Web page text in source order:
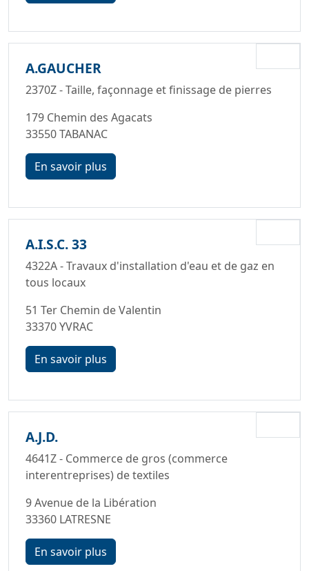
A.GAUCHER
2370Z - Taille, façonnage et finissage de pierres
179 Chemin des Agacats
33550 TABANAC
En savoir plus
A.I.S.C. 33
4322A - Travaux d'installation d'eau et de gaz en
tous locaux
51 Ter Chemin de Valentin
33370 YVRAC
En savoir plus
A.J.D.
4641Z - Commerce de gros (commerce
interentreprises) de textiles
9 Avenue de la Libération
33360 LATRESNE
En savoir plus